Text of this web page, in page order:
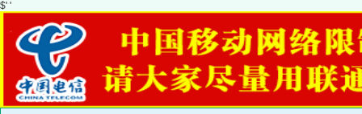
$' '